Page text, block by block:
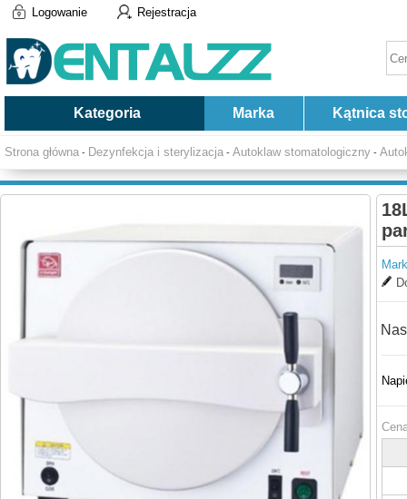
Logowanie Rejestracja
Kategoria Marka Kątnica
Strona główna - Dezynfekcja i sterylizacja - Autoklaw stomatologiczny -